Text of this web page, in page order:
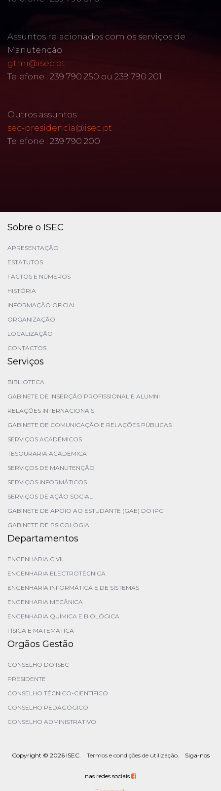
Assuntos relacionados com os serviços de
Manutenção
gtmi@isec.pt
Telefone : 239 790 250 ou 239 790 201
Outros assuntos
sec-presidencia@isec.pt
Telefone : 239 790 200
Sobre o ISEC
APRESENTAÇÃO
ESTATUTOS
FACTOS E NÚMEROS
HISTÓRIA
INFORMAÇÃO OFICIAL
ORGANIZAÇÃO
LOCALIZAÇÃO
CONTACTOS
Serviços
BIBLIOTECA
GABINETE DE INSERÇÃO PROFISSIONAL E ALUMNI
RELAÇÕES INTERNACIONAIS
GABINETE DE COMUNICAÇÃO E RELAÇÕES PÚBLICAS
SERVIÇOS ACADÉMICOS
TESOURARIA ACADÉMICA
SERVIÇOS DE MANUTENÇÃO
SERVIÇOS INFORMÁTICOS
SERVIÇOS DE AÇÃO SOCIAL
GABINETE DE APOIO AO ESTUDANTE (GAE) DO IPC
GABINETE DE PSICOLOGIA
Departamentos
ENGENHARIA CIVIL
ENGENHARIA ELECTROTÉCNICA
ENGENHARIA INFORMÁTICA E DE SISTEMAS
ENGENHARIA MECÂNICA
ENGENHARIA QUÍMICA E BIOLÓGICA
FÍSICA E MATEMÁTICA
Orgãos Gestão
CONSELHO DO ISEC
PRESIDENTE
CONSELHO TÉCNICO-CIENTÍFICO
CONSELHO PEDAGÓGICO
CONSELHO ADMINISTRATIVO
Copyright © 2026 ISEC. Termos e condições de utilização. Siga-nos
nas redes sociais